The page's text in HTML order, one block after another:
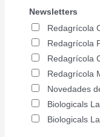
Newsletters
Redagrícola
Redagrícola
Redagrícola
Redagrícola
Novedades
Biologicals
Biologicals